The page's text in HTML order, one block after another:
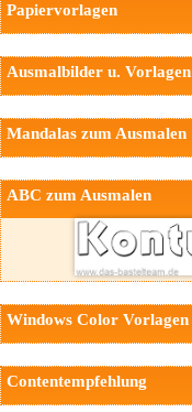
Papiervorlagen
Ausmalbilder u. Vorlagen
Mandalas zum Ausmalen
ABC zum Ausmalen
Windows Color Vorlagen
Contentempfehlung